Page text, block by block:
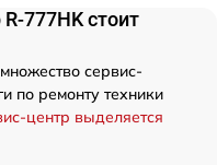
777HK стоит
сервис-
по ремонту техники
центр выделяется